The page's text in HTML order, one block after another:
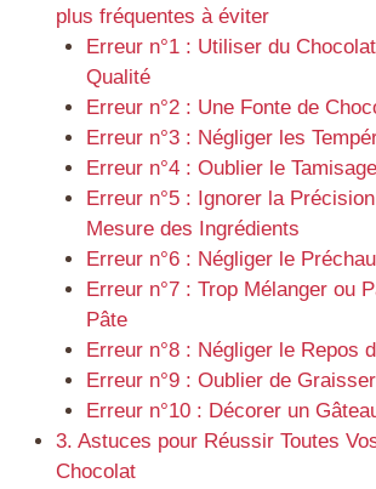
plus fréquentes à éviter
Erreur n°1 : Utiliser du
Qualité
Erreur n°2 : Une Fonte de
Erreur n°3 : Négliger les
Erreur n°4 : Oublier le Tamisage
Erreur n°5 : Ignorer la
Mesure des Ingrédients
Erreur n°6 : Négliger le
Erreur n°7 : Trop Mélanger ou
Pâte
Erreur n°8 : Négliger le Repos
Erreur n°9 : Oublier de
Erreur n°10 : Décorer un
3. Astuces pour Réussir Toutes
Chocolat